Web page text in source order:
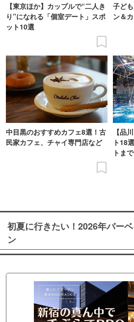
【東京ほか】カップルで“二人き
り”になれる「個室デート」スポ
ット10選
子ど
ン＆
中目黒のおすすめカフェ8選！古
民家カフェ、チャイ専門店など
【品
ト18
トまで
初夏に行きたい！2026年バー
ン